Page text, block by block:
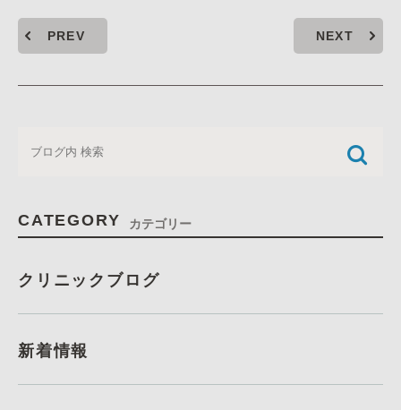
PREV NEXT
CATEGORY カテゴリー
クリニックブログ
新着情報